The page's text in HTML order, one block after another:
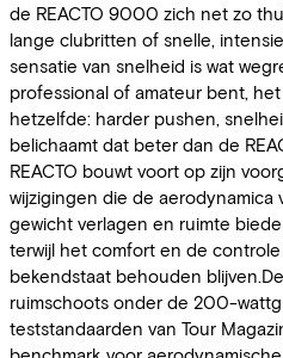
de REACTO 9000 zich net zo
lange clubritten of snelle,
sensatie van snelheid is wat
professional of amateur bent,
hetzelfde: harder pushen,
belichaamt dat beter dan de
REACTO bouwt voort op zijn
wijzigingen die de
gewicht verlagen en ruimte
terwijl het comfort en de controle
bekendstaat behouden
ruimschoots onder de 200-
teststandaarden van Tour